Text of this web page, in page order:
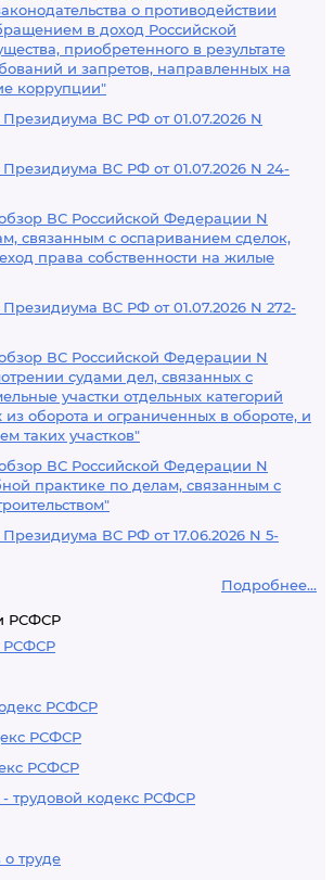
о противодействии
в доход Российской
приобретенного в результате
и запретов, направленных на
коррупции"
ВС РФ от 01.07.2026 N
ВС РФ от 01.07.2026 N 24-
ВС Российской Федерации N
связанным с оспариванием сделок,
права собственности на жилые
ВС РФ от 01.07.2026 N 272-
ВС Российской Федерации N
судами дел, связанных с
участки отдельных категорий
из оборота и ограниченных в обороте, и
таких участков"
ВС Российской Федерации N
практике по делам, связанным с
ВС РФ от 17.06.2026 N 5-
Подробнее...
РСФСР
РСФСР
РСФСР
РСФСР
РСФСР
трудовой кодекс РСФСР
о труде